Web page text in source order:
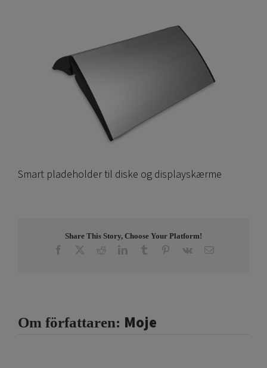
Smart pladeholder til diske og displayskærme
Share This Story, Choose Your Platform!
Facebook RedditLinkedInTumblr Pinterest
Vk E-
Om författaren: Moje